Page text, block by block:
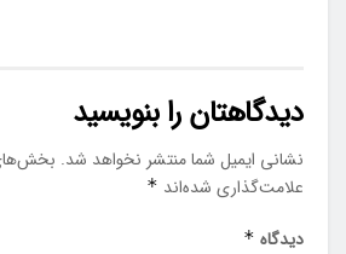
دیدگاهتان را بنویسید
نشانی ایمیل شما منتشر نخواهد شد.
علامت‌گذاری شده‌اند *
دیدگاه *